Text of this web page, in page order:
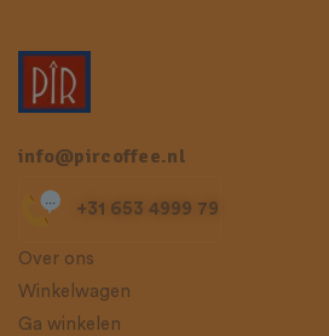
info@pircoffee.nl
+31 653 4999 79
Over ons
Winkelwagen
Ga winkelen